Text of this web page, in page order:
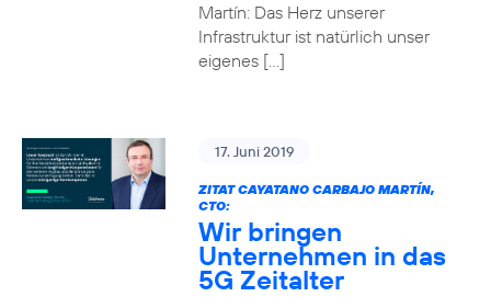
Martín: Das Herz unserer
Infrastruktur ist natürlich unser
eigenes […]
17. Juni 2019
ZITAT CAYATANO CARBAJO MARTÍN,
CTO:
Wir bringen
Unternehmen in das
5G Zeitalter